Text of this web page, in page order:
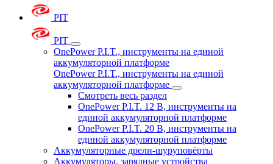
PIT
PIT
OnePower P.I.T., инструменты на единой
аккумуляторной платформе
OnePower P.I.T., инструменты на единой
аккумуляторной платформе
Смотреть весь раздел
OnePower P.I.T. 12 В, инструменты на
единой аккумуляторной платформе
OnePower P.I.T. 20 В, инструменты на
единой аккумуляторной платформе
Аккумуляторные дрели-шуруповёрты
Аккумуляторы, зарядные устройства